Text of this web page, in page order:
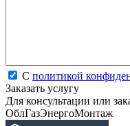
С политикой
Заказать услугу
Для консультации или
ОблГазЭнергоМонтаж